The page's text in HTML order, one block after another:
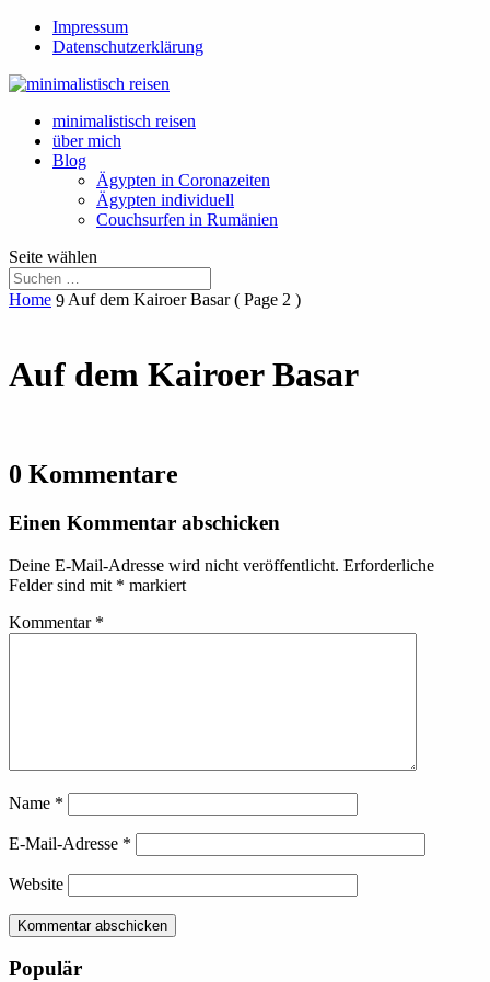
Impressum
Datenschutzerklärung
minimalistisch reisen
über mich
Blog
Ägypten in Coronazeiten
Ägypten individuell
Couchsurfen in Rumänien
Seite wählen
Home 9 Auf dem Kairoer Basar( Page 2 )
Auf dem Kairoer Basar
0 Kommentare
Einen Kommentar abschicken
Deine E-Mail-Adresse wird nicht veröffentlicht. Erforderliche
Felder sind mit * markiert
Kommentar *
Name *
E-Mail-Adresse *
Website
Kommentar abschicken
Populär